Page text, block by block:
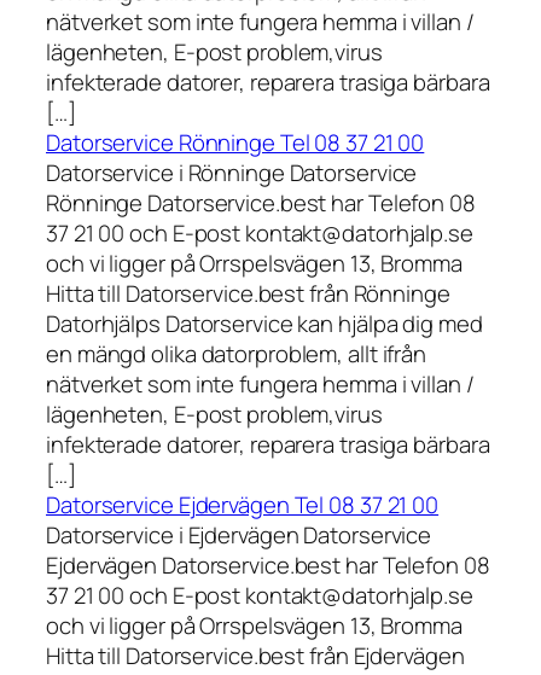
nätverket som inte fungera hemma i villan /
lägenheten, E-post problem,virus
infekterade datorer, reparera trasiga bärbara
[…]
Datorservice Rönninge Tel 08 37 21 00
Datorservice i Rönninge Datorservice
Rönninge Datorservice.best har Telefon 08
37 21 00 och E-post kontakt@datorhjalp.se
och vi ligger på Orrspelsvägen 13, Bromma
Hitta till Datorservice.best från Rönninge
Datorhjälps Datorservice kan hjälpa dig med
en mängd olika datorproblem, allt ifrån
nätverket som inte fungera hemma i villan /
lägenheten, E-post problem,virus
infekterade datorer, reparera trasiga bärbara
[…]
Datorservice Ejdervägen Tel 08 37 21 00
Datorservice i Ejdervägen Datorservice
Ejdervägen Datorservice.best har Telefon 08
37 21 00 och E-post kontakt@datorhjalp.se
och vi ligger på Orrspelsvägen 13, Bromma
Hitta till Datorservice.best från Ejdervägen